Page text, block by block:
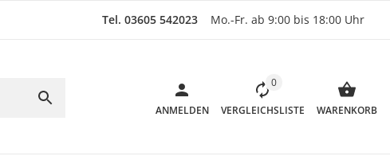
Tel. 03605 542023 Mo.-Fr. ab 9:00 bis 18:00 Uhr
ANMELDEN
0
VERGLEICHSLISTE WARENKORB